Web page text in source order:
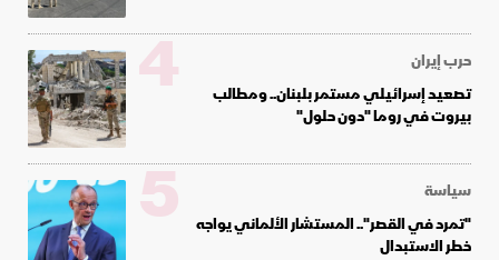
حرب إيران
تصعيد إسرائيلي مستمر بلبنان.. ومطالب
بيروت في روما "دون حلول"
4
سياسة
"تمرد في القصر".. المستشار الألماني يواجه
خطر الاستبدال
5